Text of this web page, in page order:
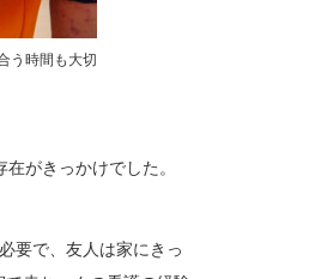
う時間も大切
がきっかけでした。
要で、友人は家にきっ